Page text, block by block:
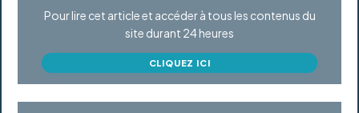
Pour lire cet article et accéder à tous les contenus du
site durant 24 heures
CLIQUEZ ICI